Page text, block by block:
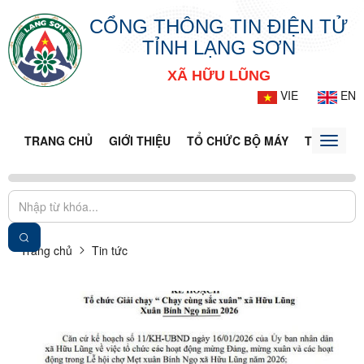
CỔNG THÔNG TIN ĐIỆN TỬ
TỈNH LẠNG SƠN
XÃ HỮU LŨNG
VIE
EN
TRANG CHỦ GIỚI THIỆU TỔ CHỨC BỘ MÁY TIN TỨC -
Toggle
Trang chủ Tin tức